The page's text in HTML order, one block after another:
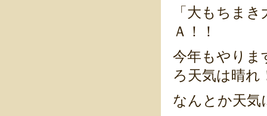
「大もちま
Ａ！！
今年もやり
ろ天気は晴れ
なんとか天気